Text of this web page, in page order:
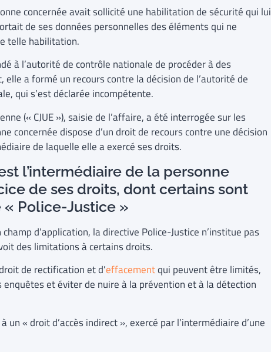
concernée avait sollicité une habilitation de sécurité qui lui
de ses données personnelles des éléments qui ne
telle habilitation.
à l’autorité de contrôle nationale de procéder à des
a formé un recours contre la décision de l’autorité de
qui s’est déclarée incompétente.
(« CJUE »), saisie de l’affaire, a été interrogée sur les
concernée dispose d’un droit de recours contre une décision
de laquelle elle a exercé ses droits.
l’intermédiaire de la personne
de ses droits, dont certains sont
Police-Justice »
d’application, la directive Police-Justice n’institue pas
des limitations à certains droits.
de rectification et d’effacementqui peuvent être limités,
et éviter de nuire à la prévention et à la détection
« droit d’accès indirect », exercé par l’intermédiaire d’une